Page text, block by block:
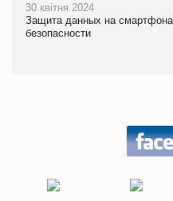
30 квітня 2024
Защита данных на
безопасности